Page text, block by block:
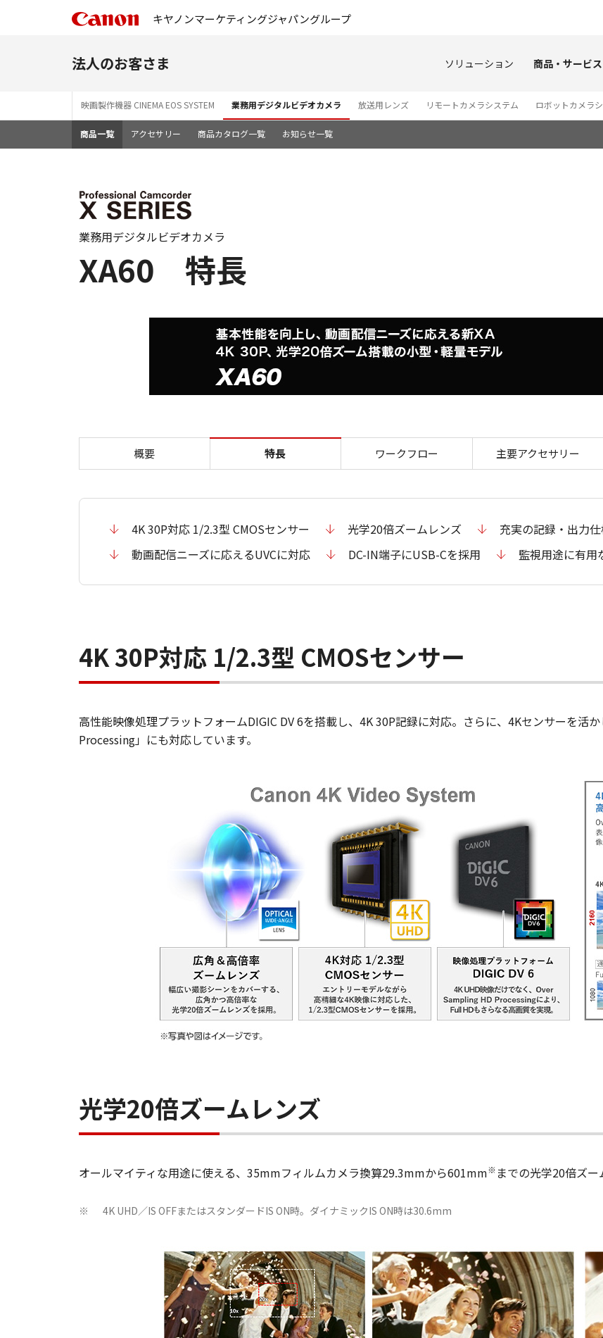
キヤノンマーケティングジャパングループ
法人のお客さま ソリューション 商品・サービス
映画製作機器 CINEMA EOS SYSTEM 業務用デジタルビデオカメラ 放送用レンズ リモートカメラシステム ロボットカメラ
商品一覧 アクセサリー 商品カタログ一覧 お知らせ一覧
XA60 特長
業務用デジタルビデオカメラ
特長 XA60
概要 特長 ワークフロー 主要アクセサリー
4K 30P対応 1/2.3型 CMOSセンサー 光学20倍ズームレンズ 充実の記録・出力
動画配信ニーズに応えるUVCに対応
DC-IN端子にUSB-Cを採用 監視用途に有用
4K 30P対応 1/2.3型 CMOSセンサー
高性能映像処理プラットフォームDIGIC DV 6を搭載し、4K 30P記録に対応。さらに、4Kセンサーを活
Processing」にも対応しています。
光学20倍ズームレンズ
オールマイティな用途に使える、35mmフィルムカメラ換算29.3mmから601mm※ までの光学20倍ズー
※ 4K UHD／IS OFFまたはスタンダードIS ON時。ダイナミックIS ON時は30.6mm